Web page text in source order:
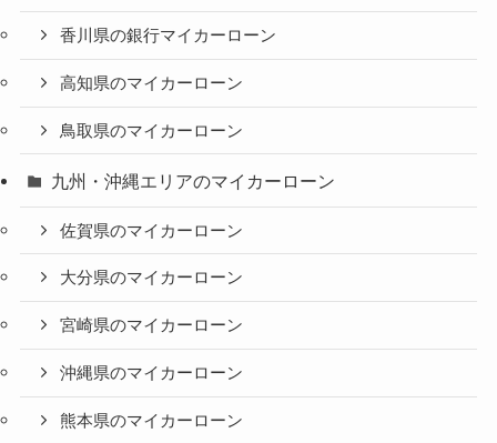
香川県の銀行マイカーローン
高知県のマイカーローン
鳥取県のマイカーローン
九州・沖縄エリアのマイカーローン
佐賀県のマイカーローン
大分県のマイカーローン
宮崎県のマイカーローン
沖縄県のマイカーローン
熊本県のマイカーローン